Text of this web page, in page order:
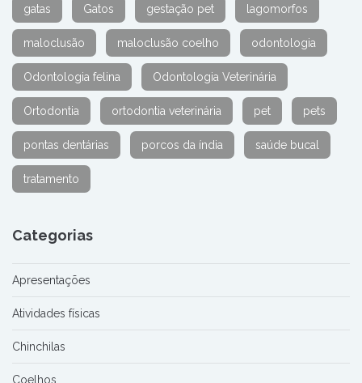
gatas Gatos gestação pet lagomorfos
maloclusão maloclusão coelho odontologia
Odontologia felina Odontologia Veterinária
Ortodontia ortodontia veterinária pet pets
pontas dentárias porcos da índia saúde bucal
tratamento
Categorias
Apresentações
Atividades físicas
Chinchilas
Coelhos